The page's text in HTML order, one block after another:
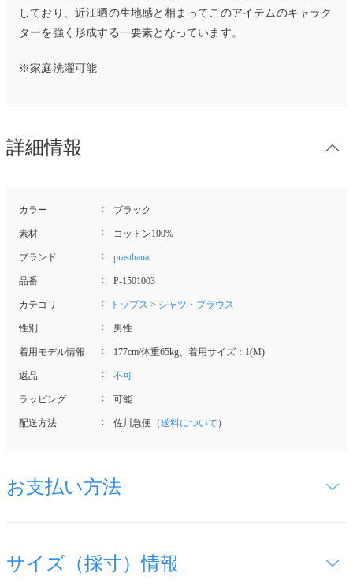
しており、近江晒の生地感と相まってこのアイテムのキャラク
ターを強く形成する一要素となっています。
※家庭洗濯可能
詳細情報
カラー ブラック
素材 コットン100%
ブランド prasthana
品番 P-1501003
カテゴリ トップス > シャツ・ブラウス
性別 男性
着用モデル情報 177cm/体重65kg、着用サイズ：1(M)
返品 不可
ラッピング 可能
配送方法 佐川急便（送料について ）
お支払い方法
サイズ（採寸）情報